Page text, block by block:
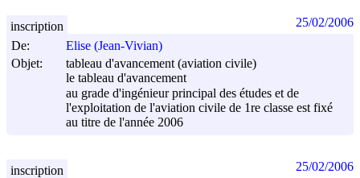
De:
Elise (Jean-Vivian)
Objet:
tableau d'avancement (aviation civile)
le tableau d'avancement
au grade d'ingénieur principal des études et de
l'exploitation de l'aviation civile de 1re classe est fixé
au titre de l'année 2006
inscription 25/02/2006
inscription 25/02/2006